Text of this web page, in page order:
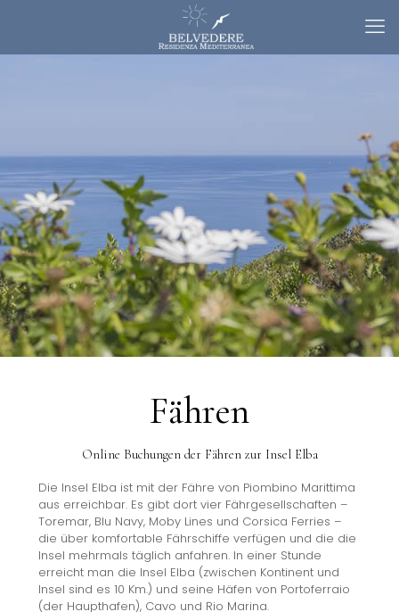
Fähren
Online Buchungen der Fähren zur Insel Elba
Die Insel Elba ist mit der Fähre von Piombino Marittima
aus erreichbar. Es gibt dort vier Fährgesellschaften –
Toremar, Blu Navy, Moby Lines und Corsica Ferries –
die über komfortable Fährschiffe verfügen und die die
Insel mehrmals täglich anfahren. In einer Stunde
erreicht man die Insel Elba (zwischen Kontinent und
Insel sind es 10 Km.) und seine Häfen von Portoferraio
(der Haupthafen), Cavo und Rio Marina.